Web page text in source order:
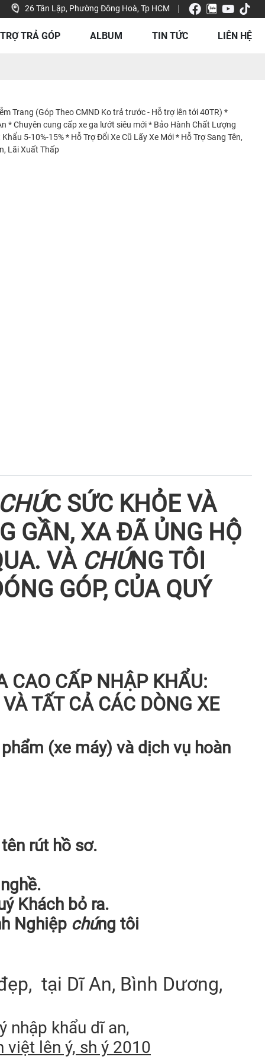
26 Tân Lập, Phường Đông Hoà, Tp HCM
TRẢ GÓP ALBUM TIN TỨC LIÊN HỆ
Trang (Góp Theo CMND Ko trả trước - Hỗ trợ lên tới 40TR) *
* Chuyên cung cấp xe ga lướt siêu mới * Bảo Hành Chất Lượng
5-10%-15% * Hỗ Trợ Đổi Xe Cũ Lấy Xe Mới * Hỗ Trợ Sang Tên,
Lãi Xuất Thấp
C SỨC KHỎE VÀ
GẦN, XA ĐÃ ỦNG HỘ
VÀ CHÚNG TÔI
GÓP, CỦA QUÝ
CAO CẤP NHẬP KHẨU:
TẤT CẢ CÁC DÒNG XE
(xe máy) và dịch vụ hoàn
rút hồ sơ.
Khách bỏ ra.
Nghiệp chúng tôi
tại Dĩ An, Bình Dương,
nhập khẩu dĩ an,
việt lên ý, sh ý 2010